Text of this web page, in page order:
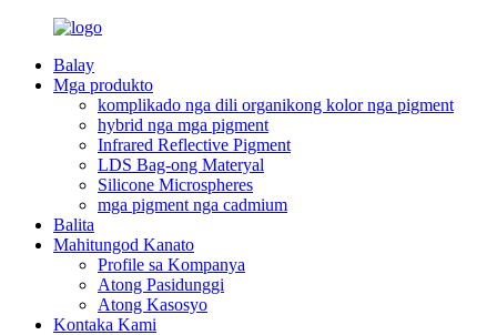
Balay
Mga produkto
komplikado nga dili organikong kolor nga pigment
hybrid nga mga pigment
Infrared Reflective Pigment
LDS Bag-ong Materyal
Silicone Microspheres
mga pigment nga cadmium
Balita
Mahitungod Kanato
Profile sa Kompanya
Atong Pasidunggi
Atong Kasosyo
Kontaka Kami